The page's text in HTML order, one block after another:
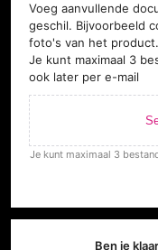
Voeg aanvullende
geschil. Bijvoorbeeld
foto's van het product.
Je kunt maximaal 3
ook later per e-mail
Je kunt maximaal 3
Ben je